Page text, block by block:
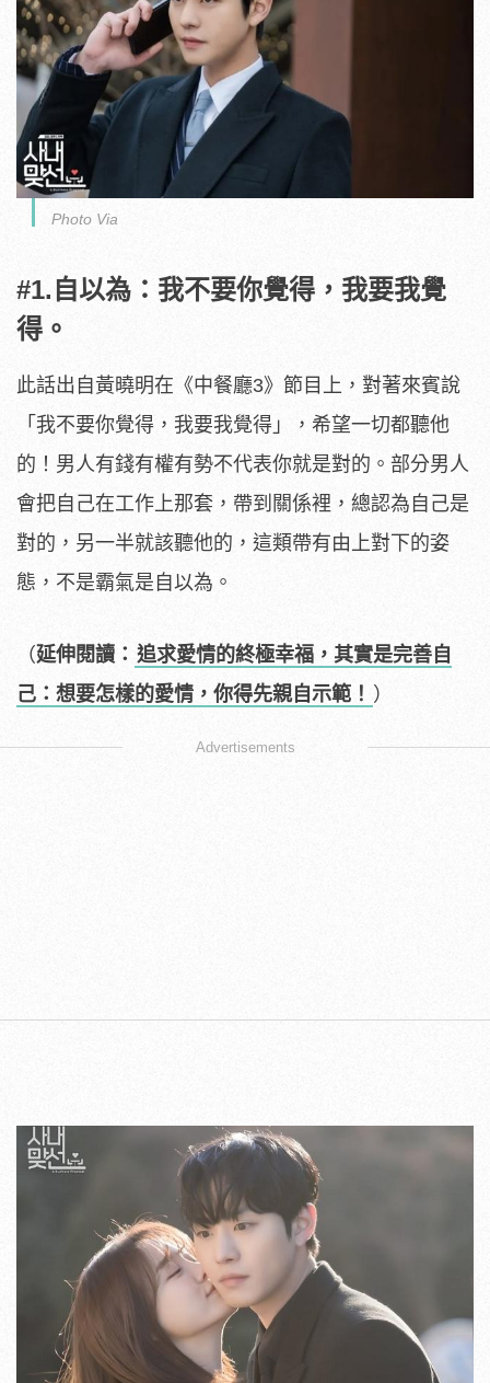
Photo Via
#1.自以為：我不要你覺得，我要我覺
得。
此話出自黃曉明在《中餐廳3》節目上，對著來賓說
「我不要你覺得，我要我覺得」，希望一切都聽他
的！男人有錢有權有勢不代表你就是對的。部分男人
會把自己在工作上那套，帶到關係裡，總認為自己是
對的，另一半就該聽他的，這類帶有由上對下的姿
態，不是霸氣是自以為。
（延伸閱讀： 追求愛情的終極幸福，其實是完善自
己：想要怎樣的愛情，你得先親自示範！ ）
Advertisements